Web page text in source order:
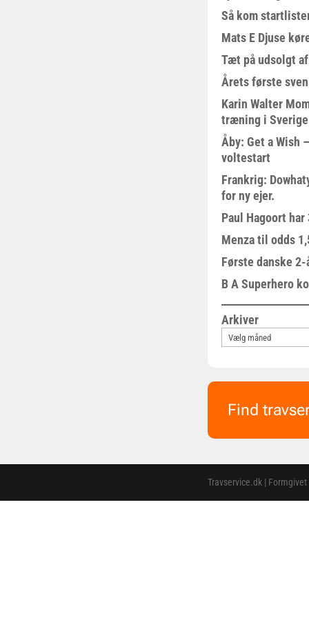
Så kom
Mats E Djuse
Tæt på udsolgt
Årets første
Karin Walter
træning i Sverige
Åby: Get a Wish
voltestart
Frankrig:
for ny ejer.
Paul Hagoort
Menza til odds
Første danske
B A Superhero
Arkiver
Find
Travservice.dk |